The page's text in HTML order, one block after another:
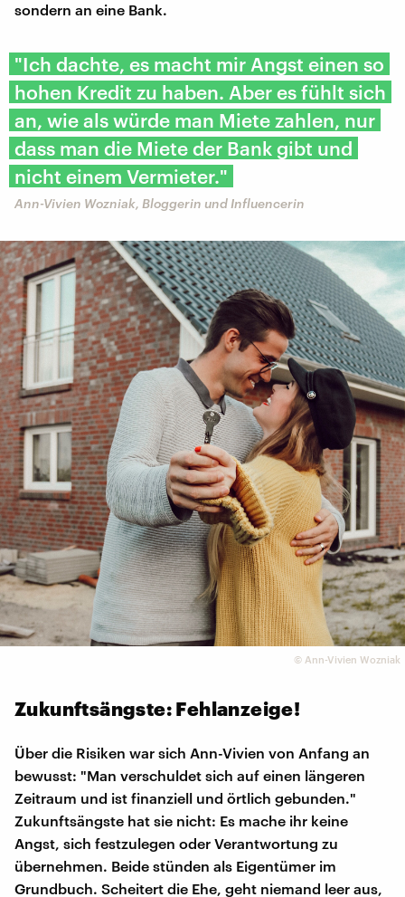
sondern an eine Bank.
"Ich dachte, es macht mir Angst einen so
hohen Kredit zu haben. Aber es fühlt sich
an, wie als würde man Miete zahlen, nur
dass man die Miete der Bank gibt und
nicht einem Vermieter."
Ann-Vivien Wozniak, Bloggerin und Influencerin
© Ann-Vivien Wozniak
Zukunftsängste: Fehlanzeige!
Über die Risiken war sich Ann-Vivien von Anfang an
bewusst: "Man verschuldet sich auf einen längeren
Zeitraum und ist finanziell und örtlich gebunden."
Zukunftsängste hat sie nicht: Es mache ihr keine
Angst, sich festzulegen oder Verantwortung zu
übernehmen. Beide stünden als Eigentümer im
Grundbuch. Scheitert die Ehe, geht niemand leer aus,